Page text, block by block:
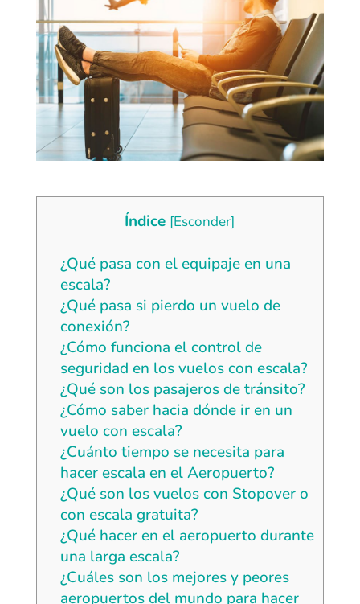
Índice [Esconder]
¿Qué pasa con el equipaje en una
escala?
¿Qué pasa si pierdo un vuelo de
conexión?
¿Cómo funciona el control de
seguridad en los vuelos con escala?
¿Qué son los pasajeros de tránsito?
¿Cómo saber hacia dónde ir en un
vuelo con escala?
¿Cuánto tiempo se necesita para
hacer escala en el Aeropuerto?
¿Qué son los vuelos con Stopover o
con escala gratuita?
¿Qué hacer en el aeropuerto durante
una larga escala?
¿Cuáles son los mejores y peores
aeropuertos del mundo para hacer